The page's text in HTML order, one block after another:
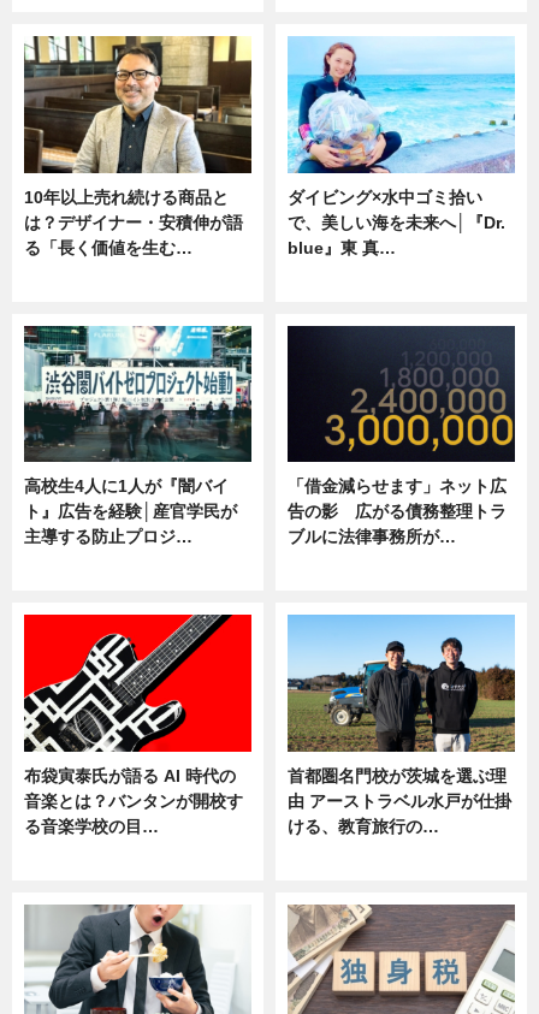
10年以上売れ続ける商品と
は？デザイナー・安積伸が語
る「長く価値を生む…
ダイビング×水中ゴミ拾い
で、美しい海を未来へ│『Dr.
blue』東 真…
高校生4人に1人が『闇バイ
ト』広告を経験│産官学民が
主導する防止プロジ…
「借金減らせます」ネット広
告の影 広がる債務整理トラ
ブルに法律事務所が…
布袋寅泰氏が語る AI 時代の
音楽とは？バンタンが開校す
る音楽学校の目…
首都圏名門校が茨城を選ぶ理
由 アーストラベル水戸が仕掛
ける、教育旅行の…